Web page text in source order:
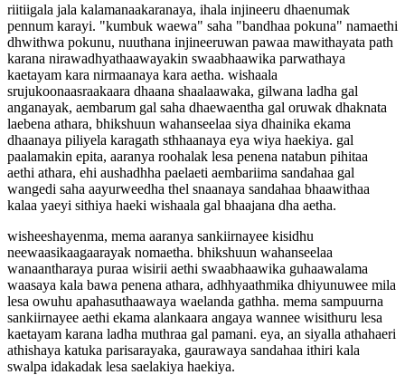
riitiigala jala kalamanaakaranaya, ihala injineeru dhaenumak
pennum karayi. "kumbuk waewa" saha "bandhaa pokuna" namaethi
dhwithwa pokunu, nuuthana injineeruwan pawaa mawithayata path
karana nirawadhyathaawayakin swaabhaawika parwathaya
kaetayam kara nirmaanaya kara aetha. wishaala
srujukoonaasraakaara dhaana shaalaawaka, gilwana ladha gal
anganayak, aembarum gal saha dhaewaentha gal oruwak dhaknata
laebena athara, bhikshuun wahanseelaa siya dhainika ekama
dhaanaya piliyela karagath sthhaanaya eya wiya haekiya. gal
paalamakin epita, aaranya roohalak lesa penena natabun pihitaa
aethi athara, ehi aushadhha paelaeti aembariima sandahaa gal
wangedi saha aayurweedha thel snaanaya sandahaa bhaawithaa
kalaa yaeyi sithiya haeki wishaala gal bhaajana dha aetha.
wisheeshayenma, mema aaranya sankiirnayee kisidhu
neewaasikaagaarayak nomaetha. bhikshuun wahanseelaa
wanaantharaya puraa wisirii aethi swaabhaawika guhaawalama
waasaya kala bawa penena athara, adhhyaathmika dhiyunuwee mila
lesa owuhu apahasuthaawaya waelanda gathha. mema sampuurna
sankiirnayee aethi ekama alankaara angaya wannee wisithuru lesa
kaetayam karana ladha muthraa gal pamani. eya, an siyalla athahaeri
athishaya katuka parisarayaka, gaurawaya sandahaa ithiri kala
swalpa idakadak lesa saelakiya haekiya.